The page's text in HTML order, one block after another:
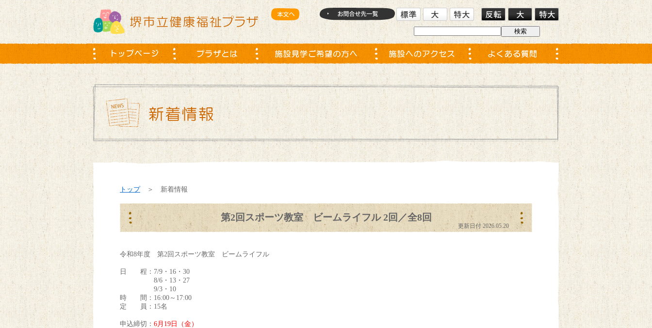
トップ＞ 新着情報
第2回スポーツ教室 ビームライフル 2回／全8回
更新日付 2026.05.20
令和8年度 第2回スポーツ教室 ビームライフル
日 程：7/9・16・30
8/6・13・27
9/3・10
時 間：16:00～17:00
定 員：15名
申込締切： 6月19日（金）